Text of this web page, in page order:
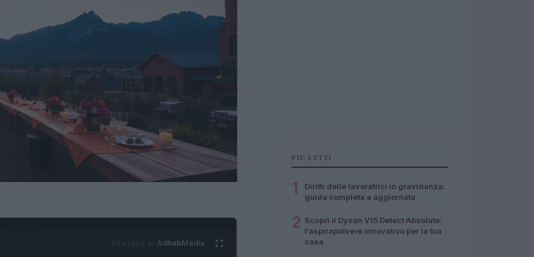
AdhubMedia
PIÙ LETTI
1
Diritti delle lavoratrici in gravidanza:
guida completa e aggiornata
2 Scopri il Dyson V15 Detect Absolute:
l’aspirapolvere innovativo per la tua
casa